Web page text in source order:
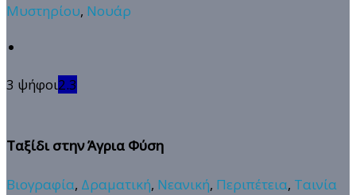
Μυστηρίου, Νουάρ
3 ψήφοι2.3
Ταξίδι στην Άγρια Φύση
Βιογραφία, Δραματική, Νεανική, Περιπέτεια, Ταινία